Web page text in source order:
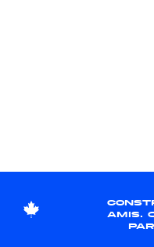
amis.